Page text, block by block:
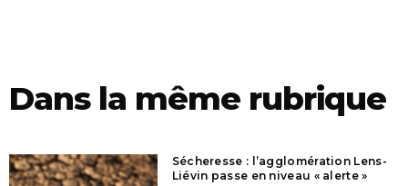
Dans la même rubrique
Sécheresse : l’agglomération Lens-
Liévin passe en niveau « alerte »